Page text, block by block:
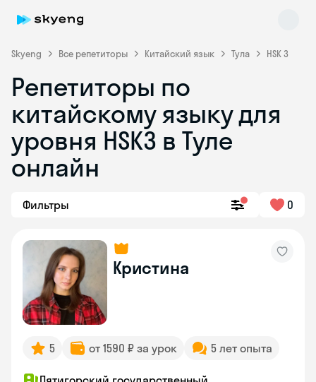
Skyeng Все репетиторы Китайский язык Тула HSK 3
Репетиторы по
китайскому языку для
уровня HSK3 в Туле
онлайн
Фильтры 0
Кристина
5 от 1590 ₽ за урок 5 лет опыта